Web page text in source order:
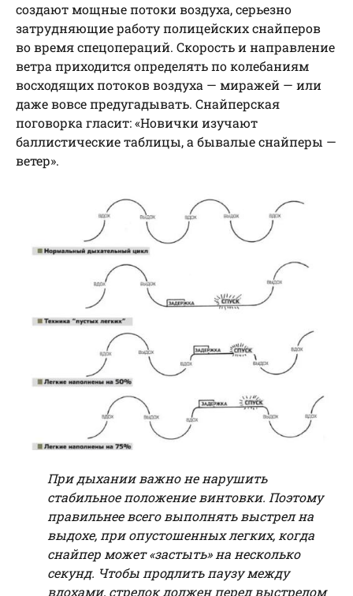
создают мощные потоки воздуха, серьезно
затрудняющие работу полицейских снайперов
во время спецопераций. Скорость и направление
ветра приходится определять по колебаниям
восходящих потоков воздуха — миражей — или
даже вовсе предугадывать. Снайперская
поговорка гласит: «Новички изучают
баллистические таблицы, а бывалые снайперы —
ветер».
При дыхании важно не нарушить
стабильное положение винтовки. Поэтому
правильнее всего выполнять выстрел на
выдохе, при опустошенных легких, когда
снайпер может «застыть» на несколько
секунд. Чтобы продлить паузу между
вдохами, стрелок должен перед выстрелом